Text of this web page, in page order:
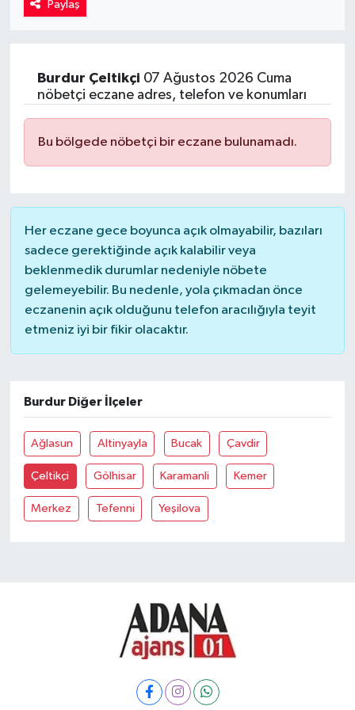
Paylaş
Burdur Çeltikçi 07 Ağustos 2026 Cuma
nöbetçi eczane adres, telefon ve konumları
Bu bölgede nöbetçi bir eczane bulunamadı.
Her eczane gece boyunca açık olmayabilir, bazıları
sadece gerektiğinde açık kalabilir veya
beklenmedik durumlar nedeniyle nöbete
gelemeyebilir. Bu nedenle, yola çıkmadan önce
eczanenin açık olduğunu telefon aracılığıyla teyit
etmeniz iyi bir fikir olacaktır.
Burdur Diğer İlçeler
Ağlasun Altinyayla Bucak Çavdir
Çeltikçi Gölhisar Karamanli Kemer
Merkez Tefenni Yeşilova
Yaşam